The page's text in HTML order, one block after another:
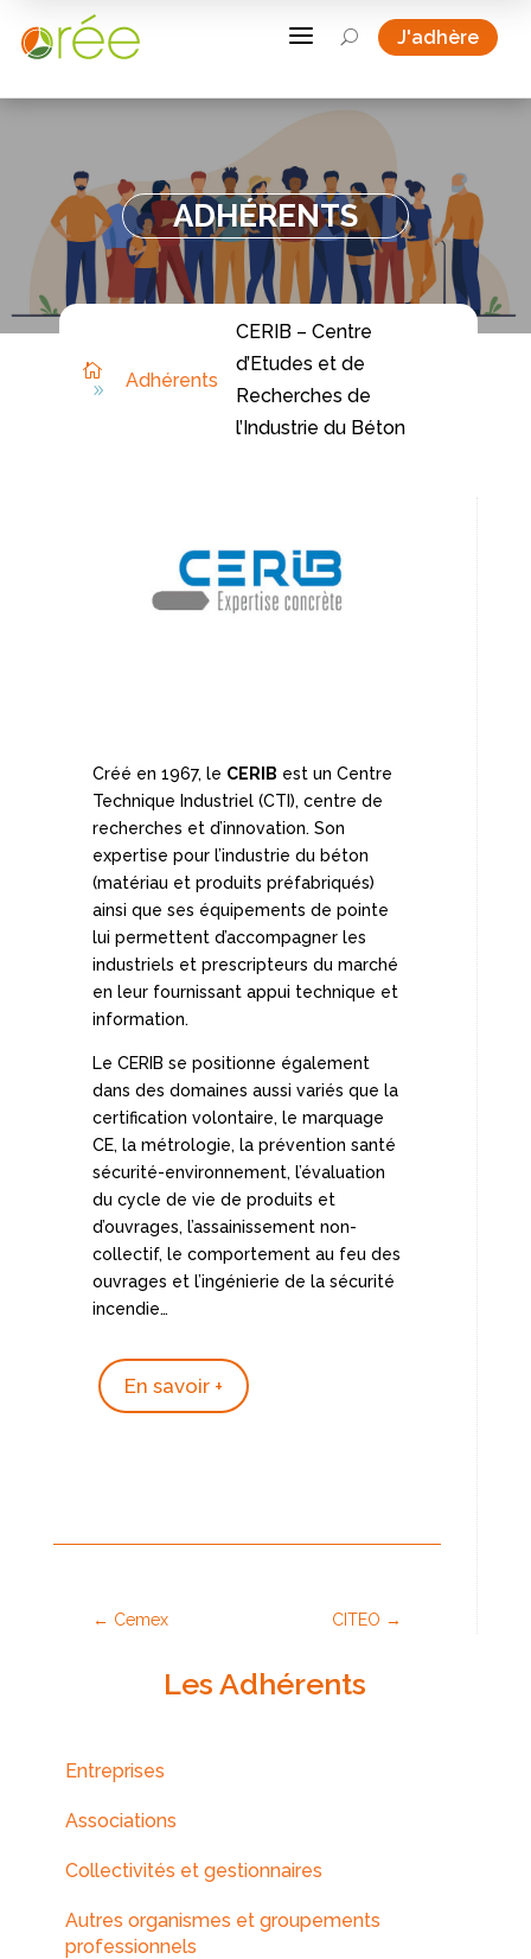
a U J'adhère
ADHÉRENTS

9
Adhérents
CERIB – Centre
d’Etudes et de
Recherches de
l’Industrie du Béton
Créé en 1967, le CERIB est un Centre
Technique Industriel (CTI), centre de
recherches et d’innovation. Son
expertise pour l’industrie du béton
(matériau et produits préfabriqués)
ainsi que ses équipements de pointe
lui permettent d’accompagner les
industriels et prescripteurs du marché
en leur fournissant appui technique et
information.
Le CERIB se positionne également
dans des domaines aussi variés que la
certification volontaire, le marquage
CE, la métrologie, la prévention santé
sécurité-environnement, l’évaluation
du cycle de vie de produits et
d’ouvrages, l’assainissement non-
collectif, le comportement au feu des
ouvrages et l’ingénierie de la sécurité
incendie…
En savoir +
← Cemex CITEO →
Les Adhérents
Entreprises
Associations
Collectivités et gestionnaires
Autres organismes et groupements
professionnels